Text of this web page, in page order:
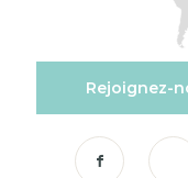
Rejoignez-